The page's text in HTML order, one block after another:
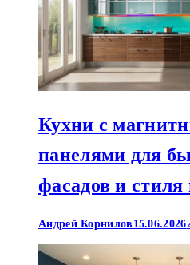
Кухни с
панелями для
фасадов и стиля
Андрей Корнилов 15.06.2026